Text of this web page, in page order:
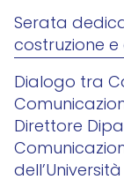
Serata
costruzione
Dialogo tra
Direttore